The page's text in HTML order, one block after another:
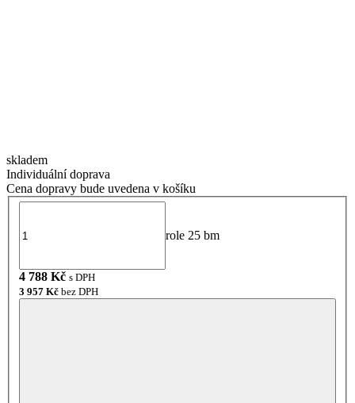
skladem
Individuální doprava
Cena dopravy bude uvedena v košíku
role 25 bm
4 788 Kč s DPH
3 957 Kč bez DPH